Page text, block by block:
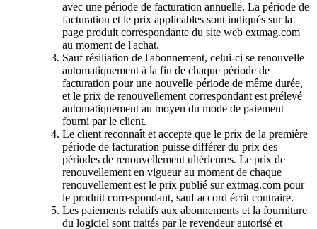
avec une période de facturation annuelle. La période de
facturation et le prix applicables sont indiqués sur la
page produit correspondante du site web extmag.com
au moment de l'achat.
Sauf résiliation de l'abonnement, celui-ci se renouvelle
automatiquement à la fin de chaque période de
facturation pour une nouvelle période de même durée,
et le prix de renouvellement correspondant est prélevé
automatiquement au moyen du mode de paiement
fourni par le client.
Le client reconnaît et accepte que le prix de la première
période de facturation puisse différer du prix des
périodes de renouvellement ultérieures. Le prix de
renouvellement en vigueur au moment de chaque
renouvellement est le prix publié sur extmag.com pour
le produit correspondant, sauf accord écrit contraire.
Les paiements relatifs aux abonnements et la fourniture
du logiciel sont traités par le revendeur autorisé et